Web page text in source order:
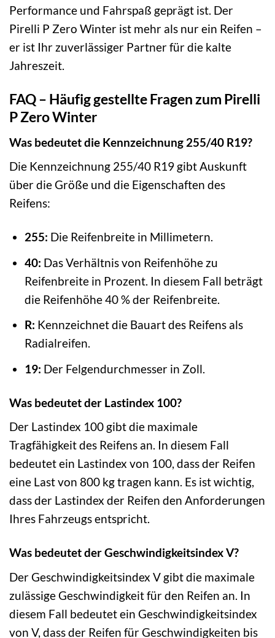
Performance und Fahrspaß geprägt ist. Der
Pirelli P Zero Winter ist mehr als nur ein Reifen –
er ist Ihr zuverlässiger Partner für die kalte
Jahreszeit.
FAQ – Häufig gestellte Fragen zum Pirelli
P Zero Winter
Was bedeutet die Kennzeichnung 255/40 R19?
Die Kennzeichnung 255/40 R19 gibt Auskunft
über die Größe und die Eigenschaften des
Reifens:
255: Die Reifenbreite in Millimetern.
40: Das Verhältnis von Reifenhöhe zu
Reifenbreite in Prozent. In diesem Fall beträgt
die Reifenhöhe 40 % der Reifenbreite.
R: Kennzeichnet die Bauart des Reifens als
Radialreifen.
19: Der Felgendurchmesser in Zoll.
Was bedeutet der Lastindex 100?
Der Lastindex 100 gibt die maximale
Tragfähigkeit des Reifens an. In diesem Fall
bedeutet ein Lastindex von 100, dass der Reifen
eine Last von 800 kg tragen kann. Es ist wichtig,
dass der Lastindex der Reifen den Anforderungen
Ihres Fahrzeugs entspricht.
Was bedeutet der Geschwindigkeitsindex V?
Der Geschwindigkeitsindex V gibt die maximale
zulässige Geschwindigkeit für den Reifen an. In
diesem Fall bedeutet ein Geschwindigkeitsindex
von V, dass der Reifen für Geschwindigkeiten bis